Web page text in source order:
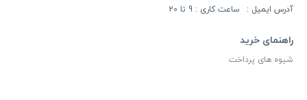
آدرس ایمیل : ساعت کاری : 9 تا 20
راهنمای خرید
شیوه های پرداخت